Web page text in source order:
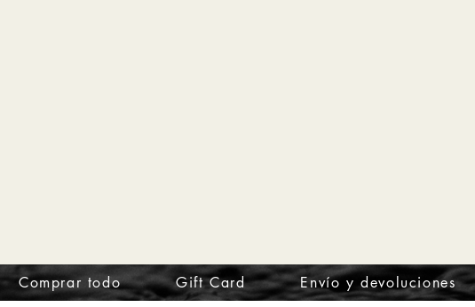
Comprar todo Gift Card Envío y devoluciones